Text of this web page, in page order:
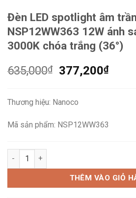
Đèn LED spotlight âm
NSP12WW363 12W ánh
3000K chóa trắng (36°)
635,000₫
Giá
635,000₫.
377,200₫Giá
Thương hiệu: Nanoco
Mã sản phẩm: NSP12WW363
Đèn LED spotlight âm trần Nanoco
THÊM VÀO GIỎ